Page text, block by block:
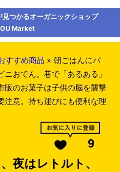
つかるオーガニックショップ
Market
すすめ商品 » 朝ごはんにパ
おでん。巷で「あるある」
販のお菓子は子供の脳を襲撃
注意。持ち運びにも便利な理
9
夜はレトルト、